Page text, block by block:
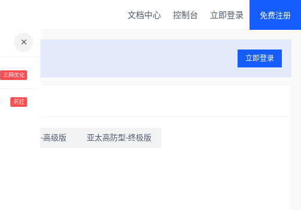
文档中心 控制台 立即登录 免费注册
立即登录
三网优化
死扛
亚太高防型-高级版 亚太高防型-终极版